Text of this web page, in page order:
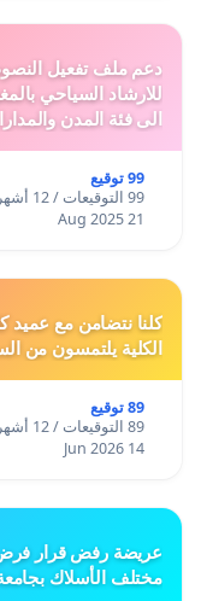
للارشاد السياحي
الى فئة المدن
99 توقيع
99 التوقيعات / 12 أشهر
21 Aug 2025
كلنا نتضامن مع عميد
الكلية يلتمسون من
89 توقيع
89 التوقيعات / 12 أشهر
14 Jun 2026
عريضة رفض قرار فرض
مختلف الأسلاك